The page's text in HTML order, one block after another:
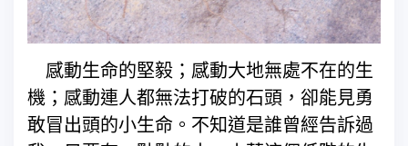
感動生命的堅毅；感動大地無處不在的生
機；感動連人都無法打破的石頭，卻能見勇
敢冒出頭的小生命。不知道是誰曾經告訴過